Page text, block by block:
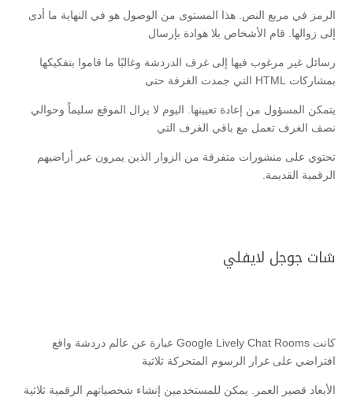
الرمز في مربع النص. هذا المستوى من الوصول هو في النهاية ما أدى
إلى زوالها. قام الأشخاص بلا هوادة بإرسال
رسائل غير مرغوب فيها إلى غرف الدردشة وغالبًا ما قاموا بتفكيكها
بمشاركات HTML التي جمدت الغرفة حتى
يتمكن المسؤول من إعادة تعيينها. اليوم لا يزال الموقع سليماً وحوالي
نصف الغرف تعمل مع باقي الغرف التي
تحتوي على منشورات متفرقة من الزوار الذين يمرون عبر أراضيهم
الرقمية القديمة.
شات جوجل لايفلي
كانت Google Lively Chat Rooms عبارة عن عالم دردشة واقع
افتراضي على غرار الرسوم المتحركة ثلاثية
الأبعاد قصير العمر. يمكن للمستخدمين إنشاء شخصياتهم الرقمية ثلاثية